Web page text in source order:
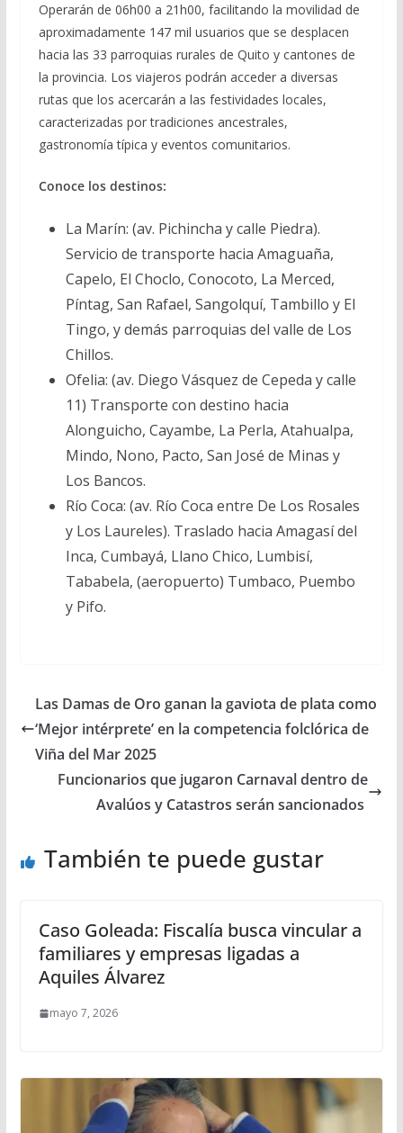
Operarán de 06h00 a 21h00, facilitando la movilidad de
aproximadamente 147 mil usuarios que se desplacen
hacia las 33 parroquias rurales de Quito y cantones de
la provincia. Los viajeros podrán acceder a diversas
rutas que los acercarán a las festividades locales,
caracterizadas por tradiciones ancestrales,
gastronomía típica y eventos comunitarios.
Conoce los destinos:
La Marín: (av. Pichincha y calle Piedra).
Servicio de transporte hacia Amaguaña,
Capelo, El Choclo, Conocoto, La Merced,
Píntag, San Rafael, Sangolquí, Tambillo y El
Tingo, y demás parroquias del valle de Los
Chillos.
Ofelia: (av. Diego Vásquez de Cepeda y calle
11) Transporte con destino hacia
Alonguicho, Cayambe, La Perla, Atahualpa,
Mindo, Nono, Pacto, San José de Minas y
Los Bancos.
Río Coca: (av. Río Coca entre De Los Rosales
y Los Laureles). Traslado hacia Amagasí del
Inca, Cumbayá, Llano Chico, Lumbisí,
Tababela, (aeropuerto) Tumbaco, Puembo
y Pifo.
Las Damas de Oro ganan la gaviota de plata como
‘Mejor intérprete’ en la competencia folclórica de
Viña del Mar 2025
Funcionarios que jugaron Carnaval dentro de
Avalúos y Catastros serán sancionados
También te puede gustar
Caso Goleada: Fiscalía busca vincular a
familiares y empresas ligadas a
Aquiles Álvarez
mayo 7, 2026